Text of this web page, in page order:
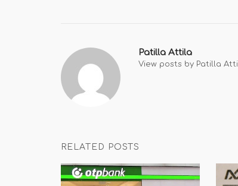
Patilla Attila
View posts by Patilla
RELATED POSTS